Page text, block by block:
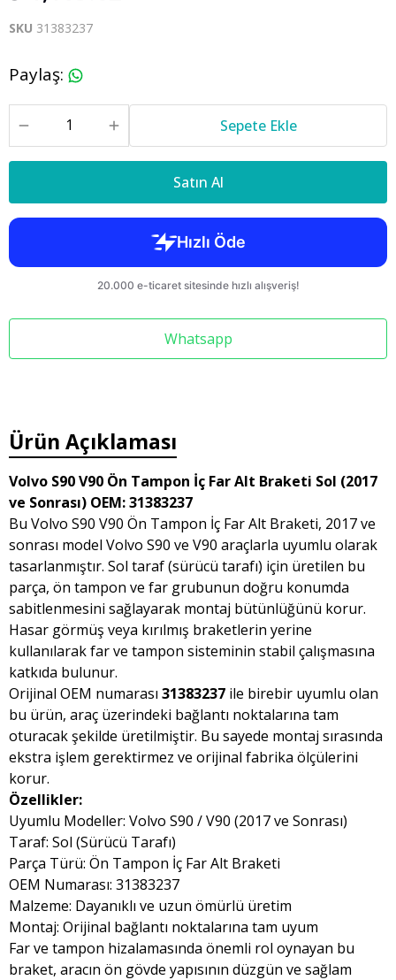
SKU 31383237
Paylaş:
Sepete Ekle
Satın Al
Whatsapp
Ürün Açıklaması
Volvo S90 V90 Ön Tampon İç Far Alt Braketi Sol (2017
ve Sonrası) OEM: 31383237
Bu Volvo S90 V90 Ön Tampon İç Far Alt Braketi, 2017 ve
sonrası model Volvo S90 ve V90 araçlarla uyumlu olarak
tasarlanmıştır. Sol taraf (sürücü tarafı) için üretilen bu
parça, ön tampon ve far grubunun doğru konumda
sabitlenmesini sağlayarak montaj bütünlüğünü korur.
Hasar görmüş veya kırılmış braketlerin yerine
kullanılarak far ve tampon sisteminin stabil çalışmasına
katkıda bulunur.
Orijinal OEM numarası 31383237 ile birebir uyumlu olan
bu ürün, araç üzerindeki bağlantı noktalarına tam
oturacak şekilde üretilmiştir. Bu sayede montaj sırasında
ekstra işlem gerektirmez ve orijinal fabrika ölçülerini
korur.
Özellikler:
Uyumlu Modeller: Volvo S90 / V90 (2017 ve Sonrası)
Taraf: Sol (Sürücü Tarafı)
Parça Türü: Ön Tampon İç Far Alt Braketi
OEM Numarası: 31383237
Malzeme: Dayanıklı ve uzun ömürlü üretim
Montaj: Orijinal bağlantı noktalarına tam uyum
Far ve tampon hizalamasında önemli rol oynayan bu
braket, aracın ön gövde yapısının düzgün ve sağlam